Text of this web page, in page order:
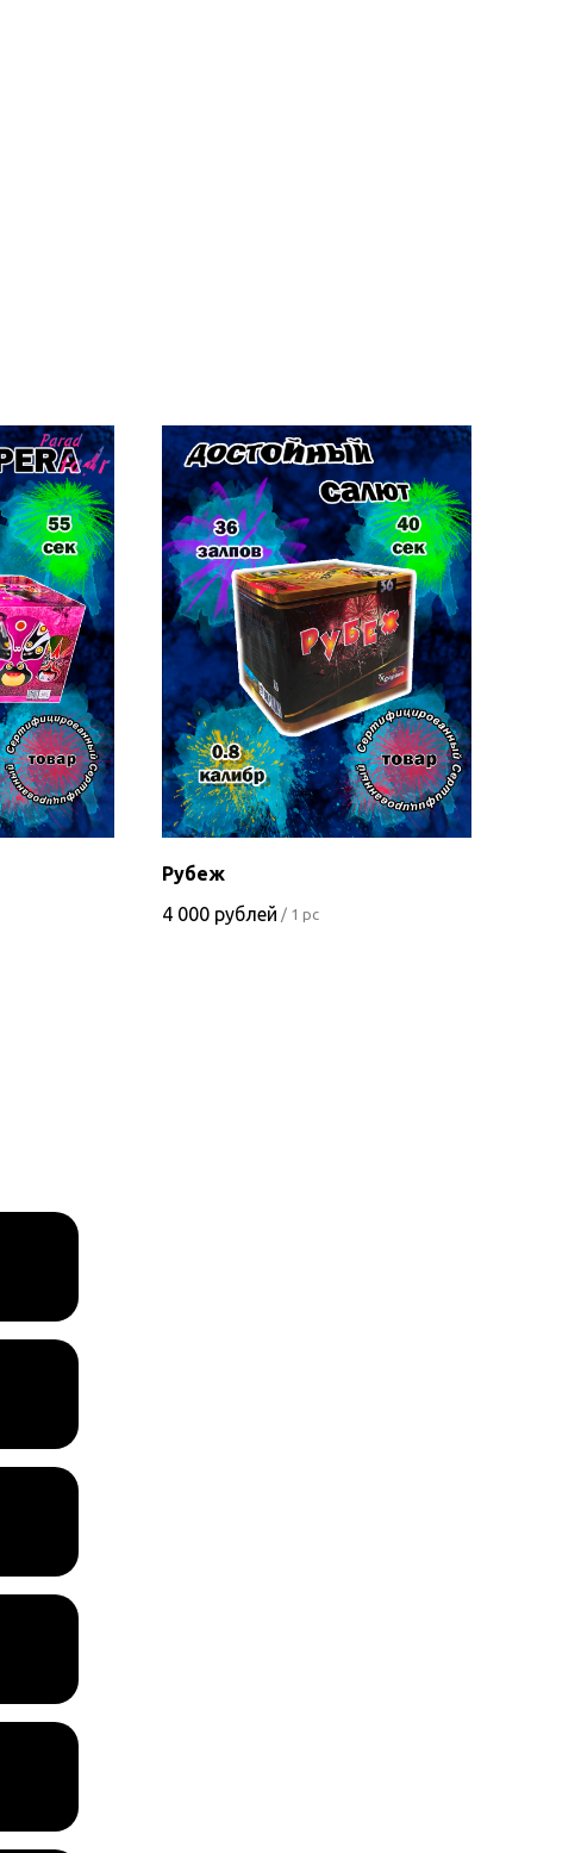
Рубеж
4 000 рублей / 1 pc